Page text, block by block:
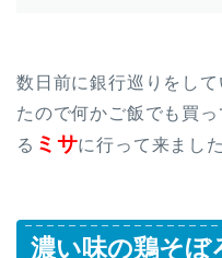
数日前に銀行巡りをし
たので何かご飯でも買
る ミサに行って来ました
濃い味の鶏そぼ